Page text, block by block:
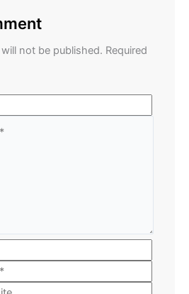
not be published. Required